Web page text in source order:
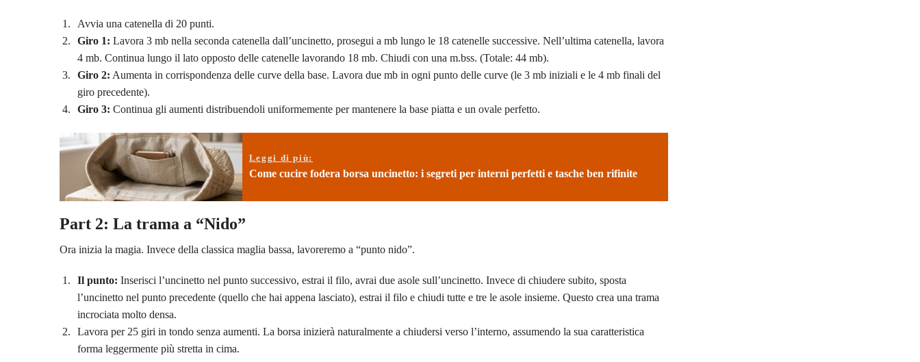
Avvia una catenella di 20 punti.
Giro 1: Lavora 3 mb nella seconda catenella dall’uncinetto, prosegui a mb lungo le 18 catenelle successive. Nell’ultima catenella, lavora
4 mb. Continua lungo il lato opposto delle catenelle lavorando 18 mb. Chiudi con una m.bss. (Totale: 44 mb).
Giro 2: Aumenta in corrispondenza delle curve della base. Lavora due mb in ogni punto delle curve (le 3 mb iniziali e le 4 mb finali del
giro precedente).
Giro 3: Continua gli aumenti distribuendoli uniformemente per mantenere la base piatta e un ovale perfetto.
Leggi di più:
Come cucire fodera borsa uncinetto: i segreti per interni perfetti e tasche ben rifinite
Part 2: La trama a “Nido”
Ora inizia la magia. Invece della classica maglia bassa, lavoreremo a “punto nido”.
Il punto: Inserisci l’uncinetto nel punto successivo, estrai il filo, avrai due asole sull’uncinetto. Invece di chiudere subito, sposta
l’uncinetto nel punto precedente (quello che hai appena lasciato), estrai il filo e chiudi tutte e tre le asole insieme. Questo crea una trama
incrociata molto densa.
Lavora per 25 giri in tondo senza aumenti. La borsa inizierà naturalmente a chiudersi verso l’interno, assumendo la sua caratteristica
forma leggermente più stretta in cima.